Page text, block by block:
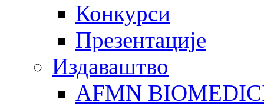
Конкурси
Презентације
Издаваштво
AFMN